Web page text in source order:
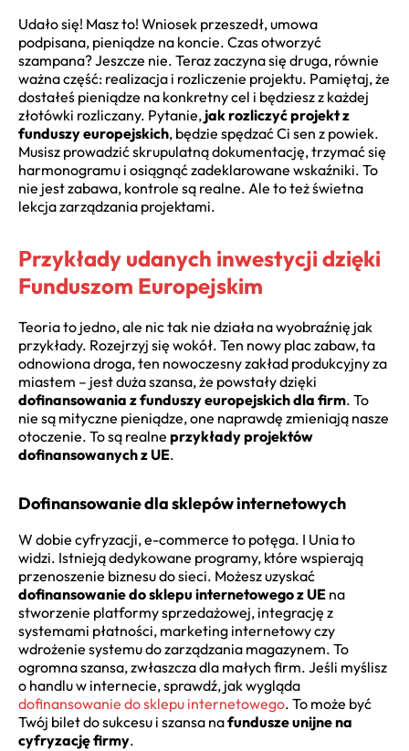
Udało się! Masz to! Wniosek przeszedł, umowa
podpisana, pieniądze na koncie. Czas otworzyć
szampana? Jeszcze nie. Teraz zaczyna się druga, równie
ważna część: realizacja i rozliczenie projektu. Pamiętaj, że
dostałeś pieniądze na konkretny cel i będziesz z każdej
złotówki rozliczany. Pytanie, jak rozliczyć projekt z
funduszy europejskich, będzie spędzać Ci sen z powiek.
Musisz prowadzić skrupulatną dokumentację, trzymać się
harmonogramu i osiągnąć zadeklarowane wskaźniki. To
nie jest zabawa, kontrole są realne. Ale to też świetna
lekcja zarządzania projektami.
Przykłady udanych inwestycji dzięki
Funduszom Europejskim
Teoria to jedno, ale nic tak nie działa na wyobraźnię jak
przykłady. Rozejrzyj się wokół. Ten nowy plac zabaw, ta
odnowiona droga, ten nowoczesny zakład produkcyjny za
miastem – jest duża szansa, że powstały dzięki
dofinansowania z funduszy europejskich dla firm. To
nie są mityczne pieniądze, one naprawdę zmieniają nasze
otoczenie. To są realne przykłady projektów
dofinansowanych z UE.
Dofinansowanie dla sklepów internetowych
W dobie cyfryzacji, e-commerce to potęga. I Unia to
widzi. Istnieją dedykowane programy, które wspierają
przenoszenie biznesu do sieci. Możesz uzyskać
dofinansowanie do sklepu internetowego z UE na
stworzenie platformy sprzedażowej, integrację z
systemami płatności, marketing internetowy czy
wdrożenie systemu do zarządzania magazynem. To
ogromna szansa, zwłaszcza dla małych firm. Jeśli myślisz
o handlu w internecie, sprawdź, jak wygląda
dofinansowanie do sklepu internetowego. To może być
Twój bilet do sukcesu i szansa nafundusze unijne na
cyfryzację firmy.